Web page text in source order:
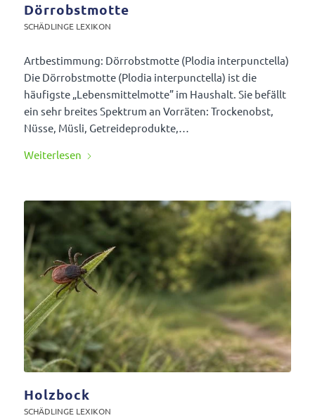
Dörrobstmotte
SCHÄD­LINGE LEXIKON
Artbe­stim­mung: Dörr­obst­motte (Plodia inter­punctella)
Die Dörr­obst­motte (Plodia inter­punctella) ist die
häufigste „Lebens­mit­tel­motte” im Haus­halt. Sie befällt
ein sehr breites Spek­trum an Vorräten: Trocken­obst,
Nüsse, Müsli, Getrei­de­pro­dukte,…
Weiter­lesen
Holzbock
SCHÄD­LINGE LEXIKON